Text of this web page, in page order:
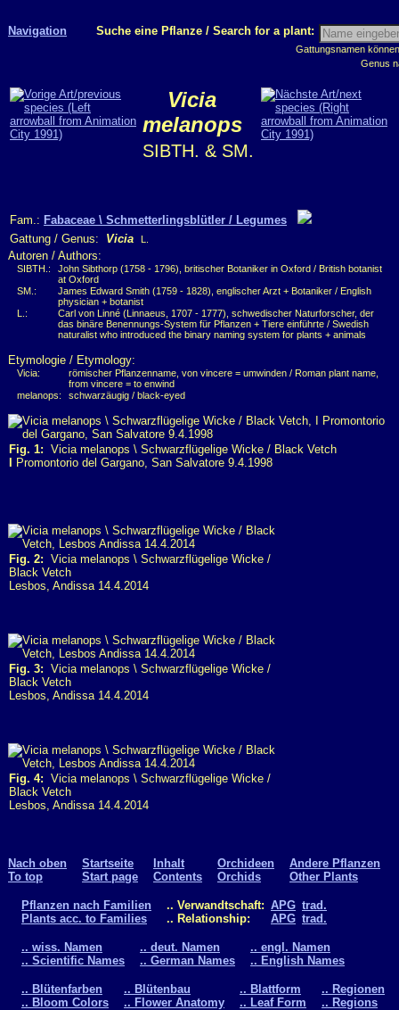
Navigation Suche eine Pflanze / Search for a plant:
Gattungsnamen
Genus
Vicia
melanops
SIBTH. & SM.
Fam.: Fabaceae \ Schmetterlingsblütler / Legumes
Gattung / Genus: Vicia L.
Autoren / Authors:
SIBTH.:
John Sibthorp (1758 - 1796), britischer Botaniker in Oxford / British botanist
at Oxford
SM.:
James Edward Smith (1759 - 1828), englischer Arzt + Botaniker / English
physician + botanist
L.:
Carl von Linné (Linnaeus, 1707 - 1777), schwedischer Naturforscher, der
das binäre Benennungs-System für Pflanzen + Tiere einführte / Swedish
naturalist who introduced the binary naming system for plants + animals
Etymologie / Etymology:
Vicia:
römischer Pflanzenname, von vincere = umwinden / Roman plant name,
from vincere = to enwind
melanops:
schwarzäugig / black-eyed
Fig. 1: Vicia melanops \ Schwarzflügelige Wicke / Black Vetch
Promontorio del Gargano, San Salvatore 9.4.1998
Fig. 2: Vicia melanops \ Schwarzflügelige Wicke /
Black Vetch
Lesbos, Andissa 14.4.2014
Fig. 3: Vicia melanops \ Schwarzflügelige Wicke /
Black Vetch
Lesbos, Andissa 14.4.2014
Fig. 4: Vicia melanops \ Schwarzflügelige Wicke /
Black Vetch
Lesbos, Andissa 14.4.2014
Nach oben
To top
Startseite
Start page
Inhalt
Contents
Orchideen
Orchids
Andere Pflanzen
Other Plants
Pflanzen nach Familien
Plants acc. to Families
.. Verwandtschaft:
.. Relationship:
APG
APG
trad.
trad.
.. wiss. Namen
.. Scientific Names
.. deut. Namen
.. German Names
.. engl. Namen
.. English Names
.. Blütenfarben
.. Bloom Colors
.. Blütenbau
.. Flower Anatomy
.. Blattform
.. Leaf Form
.. Regionen
.. Regions